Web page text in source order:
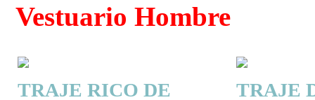
Vestuario Hombre
TRAJE RICO DE
TRAJE